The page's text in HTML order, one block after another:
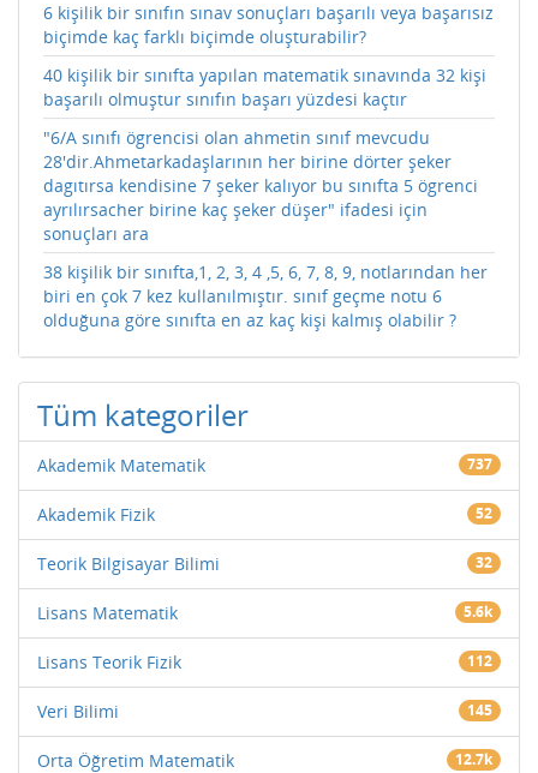
6 kişilik bir sınıfın sınav sonuçları başarılı veya başarısız
biçimde kaç farklı biçimde oluşturabilir?
40 kişilik bir sınıfta yapılan matematik sınavında 32 kişi
başarılı olmuştur sınıfın başarı yüzdesi kaçtır
"6/A sınıfı ögrencisi olan ahmetin sınıf mevcudu
28'dir.Ahmetarkadaşlarının her birine dörter şeker
dagıtırsa kendisine 7 şeker kalıyor bu sınıfta 5 ögrenci
ayrılırsacher birine kaç şeker düşer" ifadesi için
sonuçları ara
38 kişilik bir sınıfta,1, 2, 3, 4 ,5, 6, 7, 8, 9, notlarından her
biri en çok 7 kez kullanılmıştır. sınıf geçme notu 6
olduğuna göre sınıfta en az kaç kişi kalmış olabilir ?
Tüm kategoriler
Akademik Matematik 737
Akademik Fizik 52
Teorik Bilgisayar Bilimi 32
Lisans Matematik 5.6k
Lisans Teorik Fizik 112
Veri Bilimi 145
Orta Öğretim Matematik 12.7k